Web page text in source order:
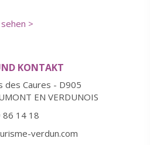
8 ans >
KONTAKT
des Caures - D905
EN VERDUNOIS
86 14 18
verdun.com